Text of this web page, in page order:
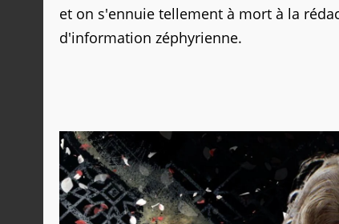
et on s'ennuie tellement à mort à la
d'information zéphyrienne.